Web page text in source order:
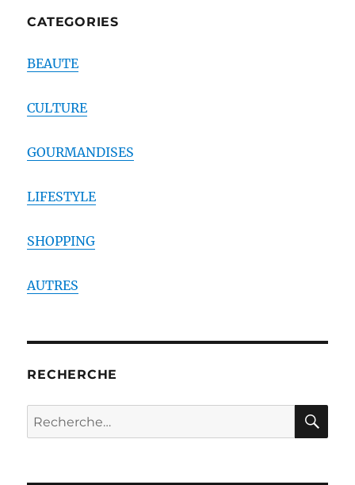
CATEGORIES
BEAUTE
CULTURE
GOURMANDISES
LIFESTYLE
SHOPPING
AUTRES
RECHERCHE
Recherche
pour :